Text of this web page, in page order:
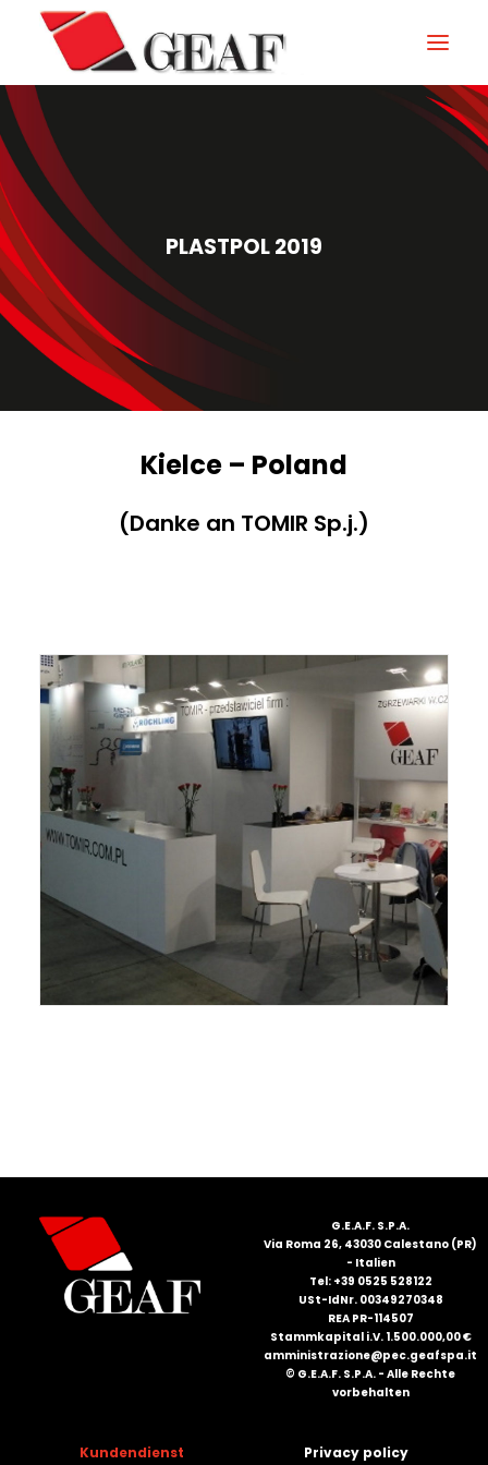
GEAF
UNTERNEHMEN
KNOW-HOW
UNSERE SEKTOREN
KONTAKTIEREN
NEUIGKEITEN UND VERANSTALTUNGEN
DOWNLOAD
ENGLISH
FRANÇAIS
PLASTPOL 2019
Kielce – Poland
(Danke an TOMIR Sp.j.)
G.E.A.F. S.P.A.
Via Roma 26, 43030 Calestano (PR)
- Italien
Tel: +39 0525 528122
USt-IdNr. 00349270348
REA PR-114507
Stammkapital i.V. 1.500.000,00 €
amministrazione@pec.geafspa.it
© G.E.A.F. S.P.A. - Alle Rechte
vorbehalten
Kundendienst Privacy policy